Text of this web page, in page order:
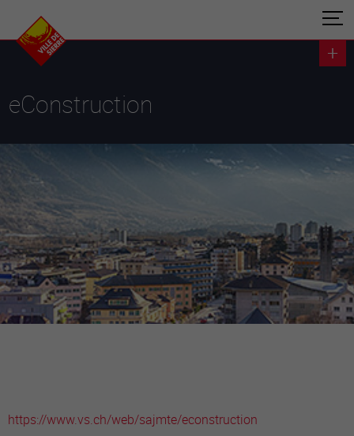
eConstruction
https://www.vs.ch/web/sajmte/econstruction